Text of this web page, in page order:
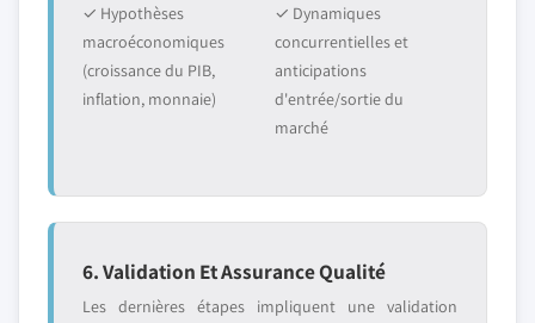
✓ Hypothèses
macroéconomiques
(croissance du PIB,
inflation, monnaie)
✓ Dynamiques
concurrentielles et
anticipations
d'entrée/sortie du
marché
6. Validation Et Assurance Qualité
Les dernières étapes impliquent une validation